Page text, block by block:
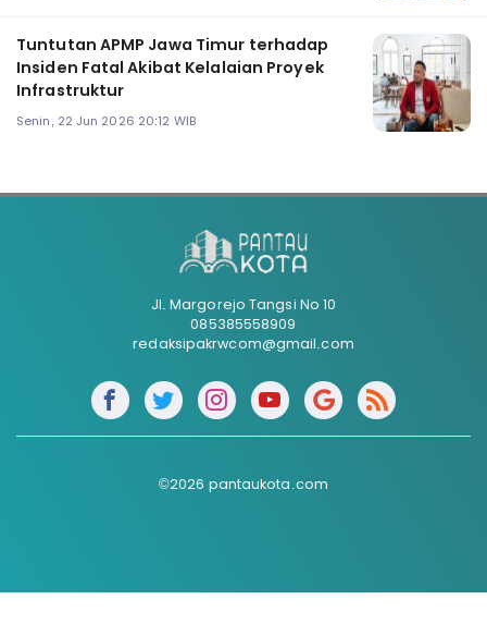
Tuntutan APMP Jawa Timur terhadap
Insiden Fatal Akibat Kelalaian Proyek
Infrastruktur
Senin, 22 Jun 2026 20:12 WIB
Jl. Margorejo Tangsi No 10
085385558909
redaksipakrwcom@gmail.com
©2026 pantaukota.com